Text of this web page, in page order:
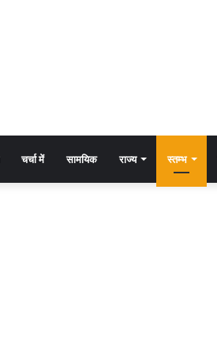
चर्चा में सामयिक राज्य स्तम्भ